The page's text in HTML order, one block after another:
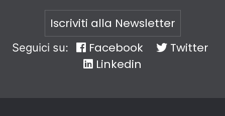
Iscriviti alla Newsletter
Seguici su: Facebook
Twitter
Linkedin